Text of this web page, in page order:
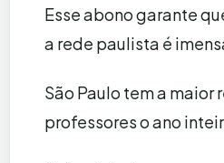
Esse abono garante
a rede paulista é
São Paulo tem a
professores o ano